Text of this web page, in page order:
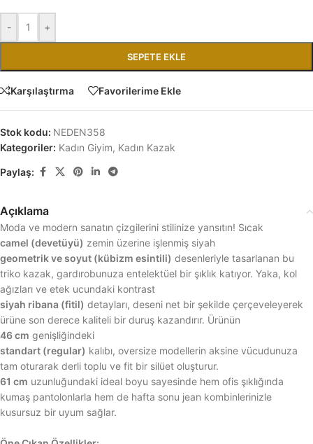
- +
SEPETE EKLE
Karşılaştırma Favorilerime Ekle
Stok kodu: NEDEN358
Kategoriler: Kadın Giyim, Kadın Kazak
Paylaş:
Açıklama
Moda ve modern sanatın çizgilerini stilinize yansıtın! Sıcak
camel (devetüyü) zemin üzerine işlenmiş siyah
geometrik ve soyut (kübizm esintili) desenleriyle tasarlanan bu
triko kazak, gardırobunuza entelektüel bir şıklık katıyor. Yaka, kol
ağızları ve etek ucundaki kontrast
siyah ribana (fitil) detayları, deseni net bir şekilde çerçeveleyerek
ürüne son derece kaliteli bir duruş kazandırır. Ürünün
46 cm genişliğindeki
standart (regular) kalıbı, oversize modellerin aksine vücudunuza
tam oturarak derli toplu ve fit bir silüet oluşturur.
61 cm uzunluğundaki ideal boyu sayesinde hem ofis şıklığında
kumaş pantolonlarla hem de hafta sonu jean kombinlerinizle
kusursuz bir uyum sağlar.